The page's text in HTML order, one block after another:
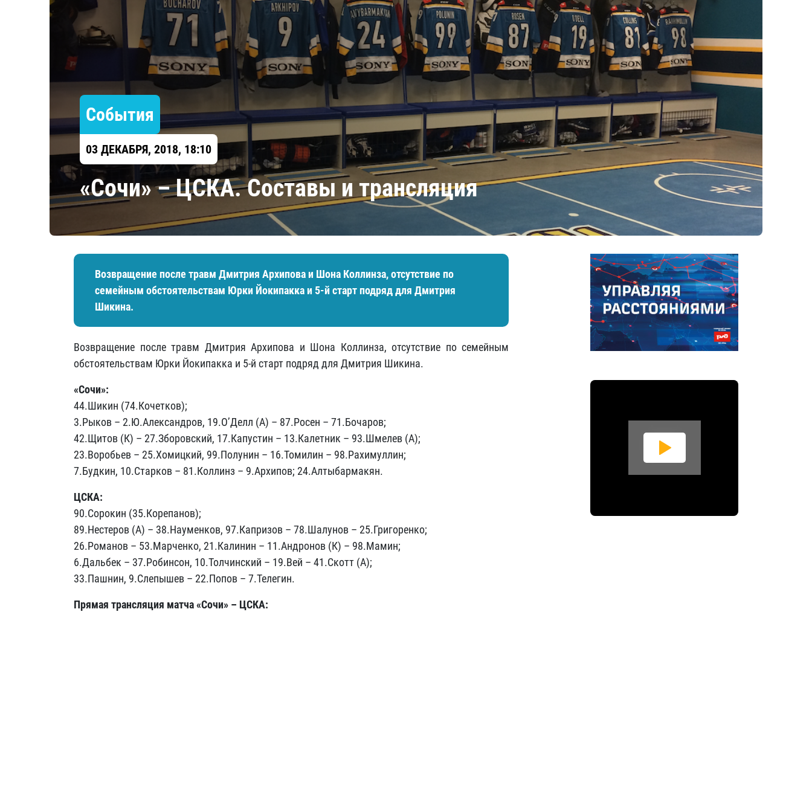
Локомотив
Северсталь
ЦСКА
Шанхайские Драконы
Амур
Барыс
Салават Юлаев
Сибирь
События
03 ДЕКАБРЯ, 2018, 18:10
«Сочи» – ЦСКА. Составы и трансляция
Возвращение после травм Дмитрия Архипова и Шона Коллинза, отсутствие по
семейным обстоятельствам Юрки Йокипакка и 5-й старт подряд для Дмитрия
Шикина.
Возвращение после травм Дмитрия Архипова и Шона Коллинза, отсутствие по семейным
обстоятельствам Юрки Йокипакка и 5-й старт подряд для Дмитрия Шикина.
«Сочи»:
44.Шикин (74.Кочетков);
3.Рыков – 2.Ю.Александров, 19.О’Делл (А) – 87.Росен – 71.Бочаров;
42.Щитов (К) – 27.Зборовский, 17.Капустин – 13.Калетник – 93.Шмелев (А);
23.Воробьев – 25.Хомицкий, 99.Полунин – 16.Томилин – 98.Рахимуллин;
7.Будкин, 10.Старков – 81.Коллинз – 9.Архипов; 24.Алтыбармакян.
ЦСКА:
90.Сорокин (35.Корепанов);
89.Нестеров (А) – 38.Науменков, 97.Капризов – 78.Шалунов – 25.Григоренко;
26.Романов – 53.Марченко, 21.Калинин – 11.Андронов (К) – 98.Мамин;
6.Дальбек – 37.Робинсон, 10.Толчинский – 19.Вей – 41.Скотт (А);
33.Пашнин, 9.Слепышев – 22.Попов – 7.Телегин.
Прямая трансляция матча «Сочи» – ЦСКА: